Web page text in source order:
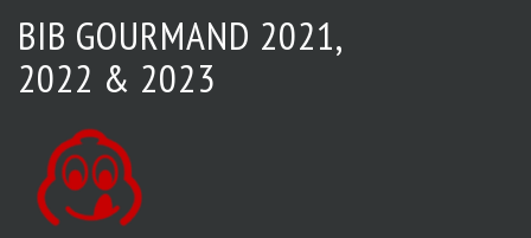
BIB GOURMAND 2021,
2022 & 2023